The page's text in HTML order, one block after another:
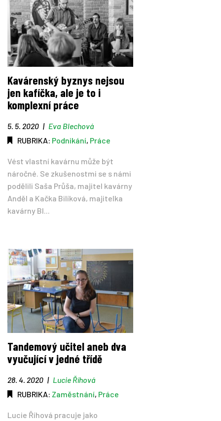
Kavárenský byznys nejsou
jen kafíčka, ale je to i
komplexní práce
5. 5. 2020 | Eva Blechová
RUBRIKA: Podnikání, Práce
Vést vlastní kavárnu může být
náročné. Se zkušenostmi se s námi
podělili Saša Průša, majitel kavárny
Anděl a Kačka Bilíková, majitelka
kavárny Bl...
Tandemový učitel aneb dva
vyučující v jedné třídě
28. 4. 2020 | Lucie Říhová
RUBRIKA: Zaměstnání, Práce
Lucie Říhová pracuje jako